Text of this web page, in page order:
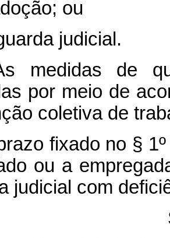
ou
judicial.
medidas de
por meio de
coletiva de
fixado no §
ou a
judicial com